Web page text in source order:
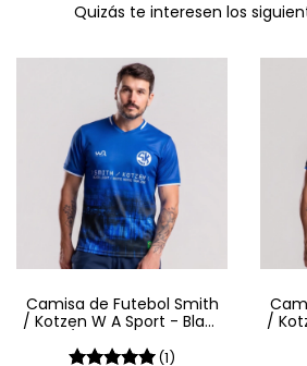
Quizás te interesen los
Camisa de Futebol Smith
/ Kotzen W A Sport - Black
(1)
/